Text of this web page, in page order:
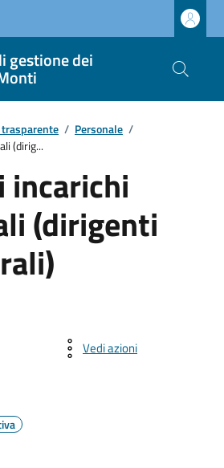
gestione dei
/ Personale /
(dirig...
(dirigenti
Vedi azioni